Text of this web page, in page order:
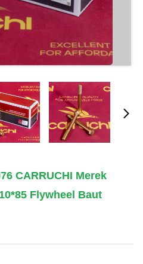
CARRUCHI Merek
Flywheel Baut